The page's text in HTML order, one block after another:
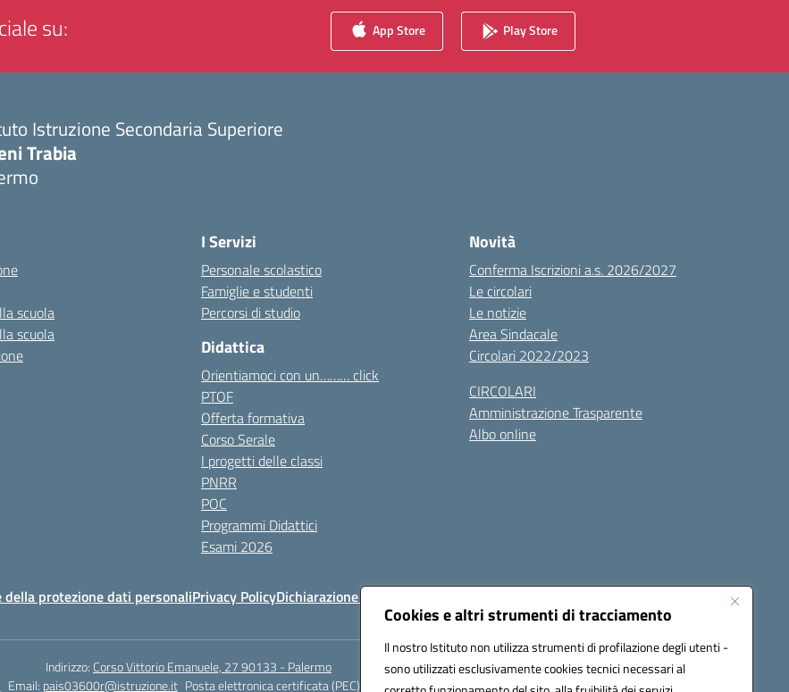
Cookies e altri strumenti di tracciamento
Il nostro Istituto non utilizza strumenti di profilazione degli utenti -
sono utilizzati esclusivamente cookies tecnici necessari al
su: App Store Play Store
Istruzione Secondaria Superiore
Trabia
scuola
scuola
I Servizi
Personale scolastico
Famiglie e studenti
Percorsi di studio
Didattica
Orientiamoci con un……… click
PTOF
Offerta formativa
Corso Serale
I progetti delle classi
PNRR
POC
Programmi Didattici
Esami 2026
Novità
Conferma Iscrizioni a.s. 2026/2027
Le circolari
Le notizie
Area Sindacale
Circolari 2022/2023
CIRCOLARI
Amministrazione Trasparente
Albo online
della protezione dati personaliPrivacy PolicyDichiarazione di accessibilità Seguici su:
Indirizzo: Corso Vittorio Emanuele, 27 90133 - Palermo
Email: pais03600r@istruzione.it Posta elettronica certificata (PEC): pais03600r@pec.istruzione.it